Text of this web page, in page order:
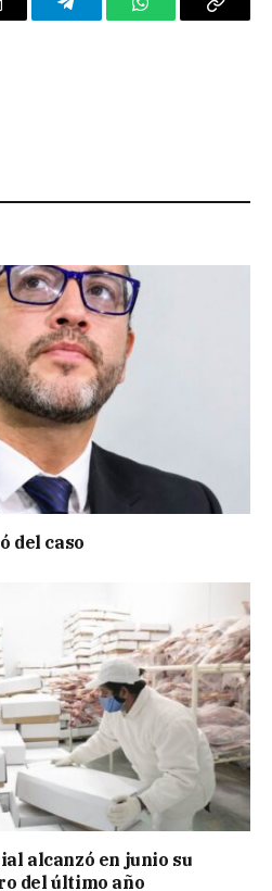
TelegramWhatsAppCopy
del caso
alcanzó en junio su
del último año